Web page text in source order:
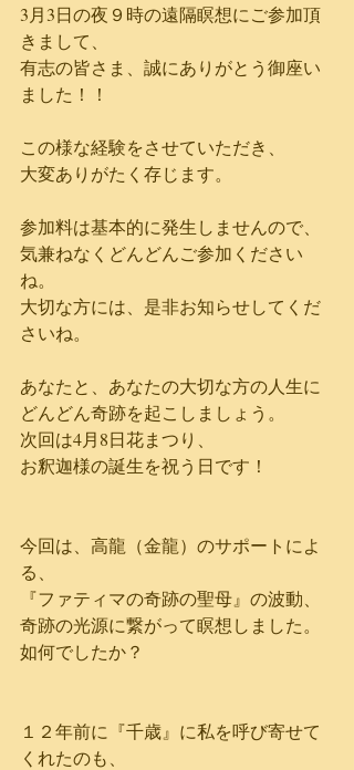
3月3日の夜９時の遠隔瞑想にご参加頂
きまして、
有志の皆さま、誠にありがとう御座い
ました！！
この様な経験をさせていただき、
大変ありがたく存じます。
参加料は基本的に発生しませんので、
気兼ねなくどんどんご参加ください
ね。
大切な方には、是非お知らせしてくだ
さいね。
あなたと、あなたの大切な方の人生に
どんどん奇跡を起こしましょう。
次回は4月8日花まつり、
お釈迦様の誕生を祝う日です！
今回は、高龍（金龍）のサポートによ
る、
『ファティマの奇跡の聖母』の波動、
奇跡の光源に繋がって瞑想しました。
如何でしたか？
１２年前に『千歳』に私を呼び寄せて
くれたのも、